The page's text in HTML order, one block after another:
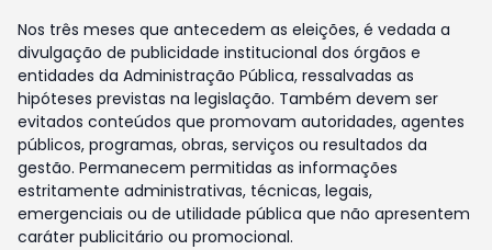
Nos três meses que antecedem as eleições, é vedada a
divulgação de publicidade institucional dos órgãos e
entidades da Administração Pública, ressalvadas as
hipóteses previstas na legislação. Também devem ser
evitados conteúdos que promovam autoridades, agentes
públicos, programas, obras, serviços ou resultados da
gestão. Permanecem permitidas as informações
estritamente administrativas, técnicas, legais,
emergenciais ou de utilidade pública que não apresentem
caráter publicitário ou promocional.